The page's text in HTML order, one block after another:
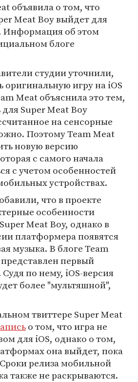
объявила о том, что
Meat Boy выйдет для
Информация об этом
блоге
студии уточнили,
оригинальную игру на iOS
Meat объяснила это тем,
для Super Meat Boy
на сенсорные
Поэтому Team Meat
новую версию
с самого начала
с учетом особенностей
устройствах.
что в проекте
особенности
Meat Boy, однако в
платформера появятся
музыка. В блоге Team
первый
по нему, iOS-версия
более "мультяшной",
твиттере Super Meat
о том, что игра не
для iOS, однако о том,
она выйдет, пока
релиза мобильной
также не раскрываются.